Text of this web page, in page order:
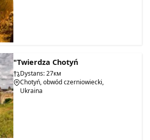
"Twierdza Chotyń
Dystans: 27км
Chotyń, obwód czerniowiecki,
Ukraina